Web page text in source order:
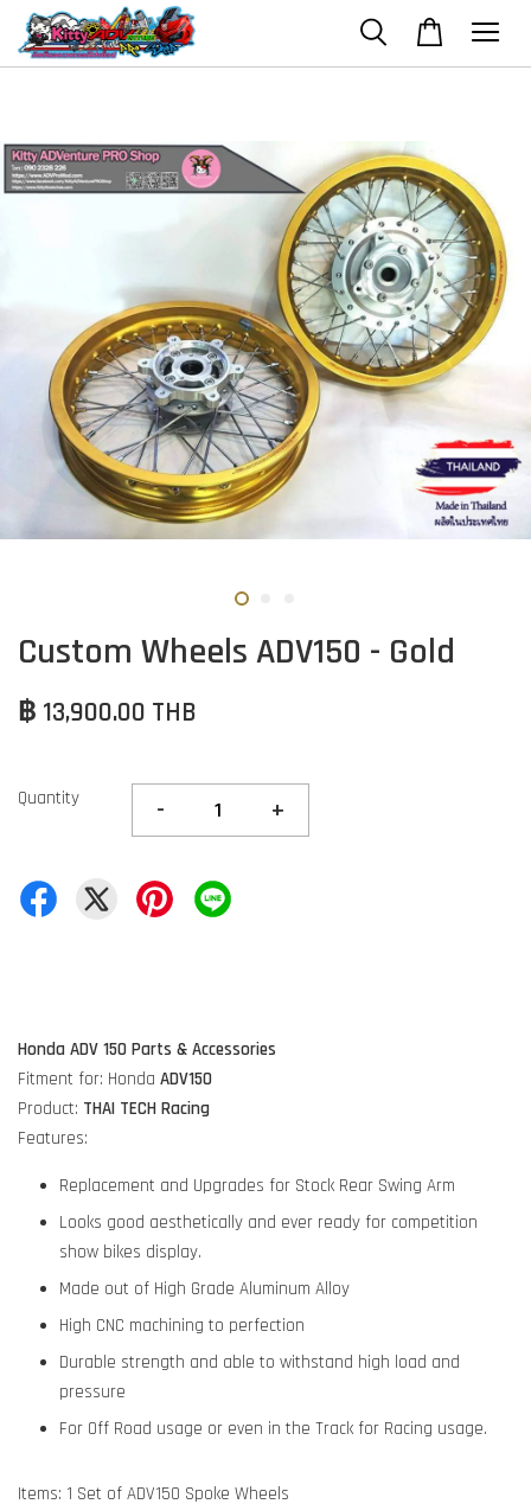
Custom Wheels ADV150 - Gold
฿ 13,900.00 THB
Quantity - +
Honda ADV 150 Parts & Accessories
Fitment for: Honda ADV150
Product: THAI TECH Racing
Features:
Replacement and Upgrades for Stock Rear Swing Arm
Looks good aesthetically and ever ready for competition
show bikes display.
Made out of High Grade Aluminum Alloy
High CNC machining to perfection
Durable strength and able to withstand high load and
pressure
For Off Road usage or even in the Track for Racing usage.
Items: 1 Set of ADV150 Spoke Wheels